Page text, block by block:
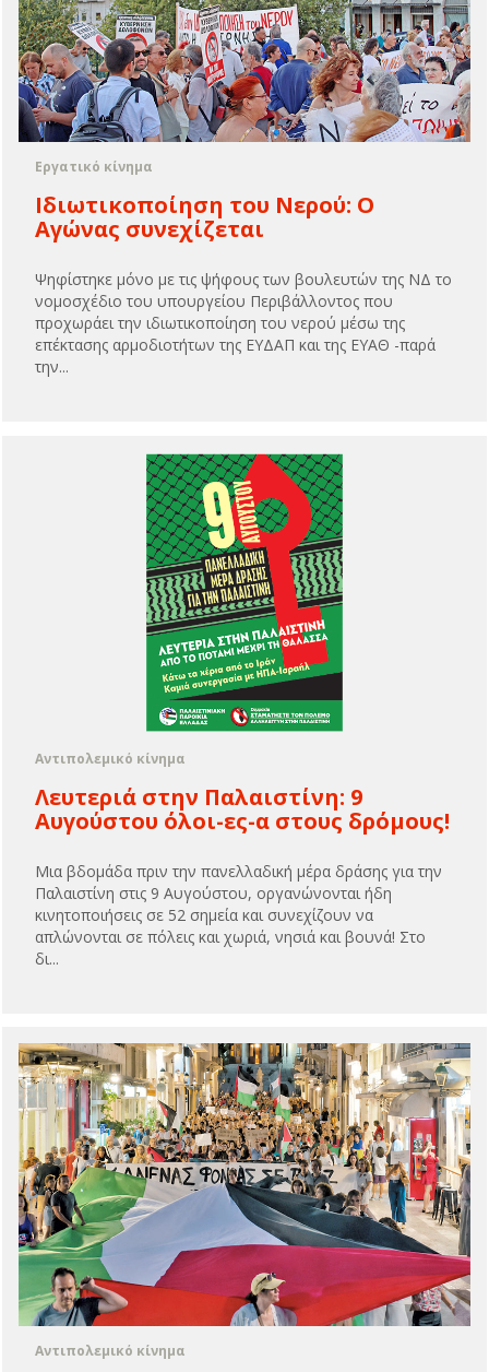
Εργατικό κίνημα
Ιδιωτικοποίηση του Νερού: Ο
Αγώνας συνεχίζεται
Ψηφίστηκε μόνο με τις ψήφους των βουλευτών της ΝΔ το
νομοσχέδιο του υπουργείου Περιβάλλοντος που
προχωράει την ιδιωτικοποίηση του νερού μέσω της
επέκτασης αρμοδιοτήτων της ΕΥΔΑΠ και της ΕΥΑΘ -παρά
την...
Αντιπολεμικό κίνημα
Λευτεριά στην Παλαιστίνη: 9
Αυγούστου όλοι-ες-α στους δρόμους!
Μια βδομάδα πριν την πανελλαδική μέρα δράσης για την
Παλαιστίνη στις 9 Αυγούστου, οργανώνονται ήδη
κινητοποιήσεις σε 52 σημεία και συνεχίζουν να
απλώνονται σε πόλεις και χωριά, νησιά και βουνά! Στο
δι...
Αντιπολεμικό κίνημα